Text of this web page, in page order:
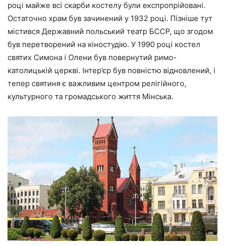
році майже всі скарби костелу були експропрійовані.
Остаточно храм був зачинений у 1932 році. Пізніше тут
містився Державний польський театр БССР, що згодом
був перетворений на кіностудію. У 1990 році костел
святих Симона і Олени був повернутий римо-
католицькій церкві. Інтер’єр був повністю відновлений, і
тепер святиня є важливим центром релігійного,
культурного та громадського життя Мінська.